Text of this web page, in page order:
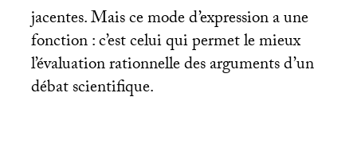
jacentes. Mais ce mode d’expression a une
fonction : c’est celui qui permet le mieux
l’évaluation rationnelle des arguments d’un
débat scientifique.